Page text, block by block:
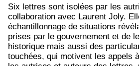
Six lettres sont isolées par les
collaboration avec Laurent Joly.
échantillonnage de situations
prises par le gouvernement et de
historique mais aussi des
touchées, qui motivent les appels